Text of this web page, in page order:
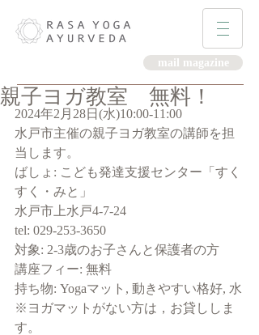
mail magazine
親子ヨガ教室 無料！
2024年2月28日(水)10:00-11:00
水戸市主催の親子ヨガ教室の講師を担
当します。
ばしょ: こども発達支援センター「すく
すく・みと」
水戸市上水戸4-7-24
tel: 029-253-3650
対象: 2-3歳のお子さんと保護者の方
講座フィー: 無料
持ち物: Yogaマット, 動きやすい格好, 水
※ヨガマットがない方は，お貸ししま
す。